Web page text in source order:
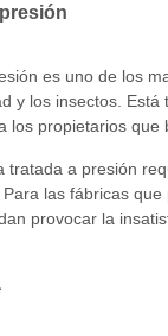
es uno de los
y los insectos.
los propietarios que
tratada a presión
las fábricas
provocar la